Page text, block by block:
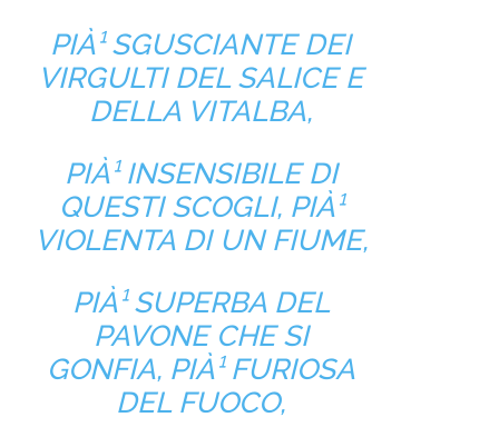
PIÀ¹ SGUSCIANTE DEI
VIRGULTI DEL SALICE E
DELLA VITALBA,
PIÀ¹ INSENSIBILE DI
QUESTI SCOGLI, PIÀ¹
VIOLENTA DI UN FIUME,
PIÀ¹ SUPERBA DEL
PAVONE CHE SI
GONFIA, PIÀ¹ FURIOSA
DEL FUOCO,